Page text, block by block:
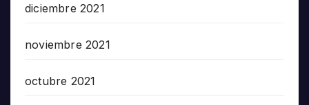
diciembre 2021
noviembre 2021
octubre 2021